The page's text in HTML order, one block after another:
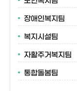
장애인복지팀
복지시설팀
자활주거복지팀
통합돌봄팀